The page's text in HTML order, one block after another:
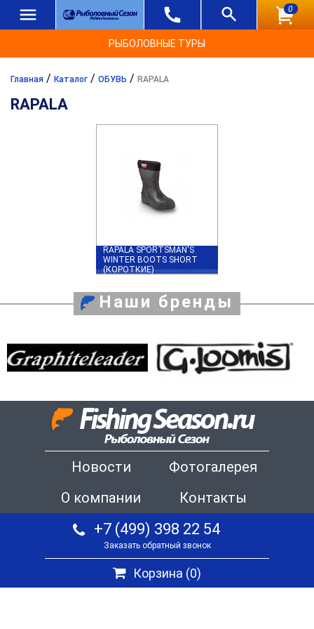
0
РЫБОЛОВНЫЕ ТУРЫ
Главная / Каталог / ОБУВЬ / RAPALA
RAPALA
RAPALA SPORTSMAN'S
WINTER BOOTS SHORT
(КОРОТКИЕ)
Наши бренды
Новости
Фотогалерея
О компании
Контакты
+7 (499) 398 22 54
Заказать обратный звонок
Корзина (0)